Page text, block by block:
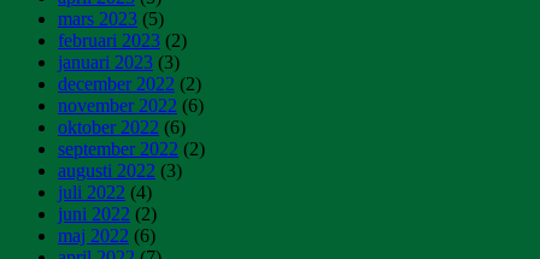
mars 2023 (5)
februari 2023 (2)
januari 2023 (3)
december 2022 (2)
november 2022 (6)
oktober 2022 (6)
september 2022 (2)
augusti 2022 (3)
juli 2022 (4)
juni 2022 (2)
maj 2022 (6)